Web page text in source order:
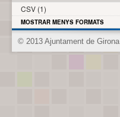
CSV (1)
MOSTRAR MENYS FORMATS
© 2013 Ajuntament de Girona